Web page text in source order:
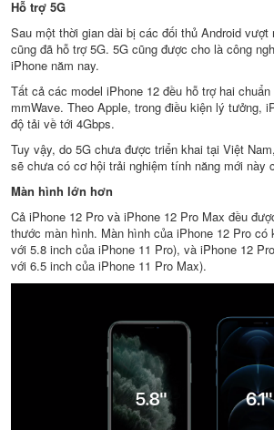
Hỗ trợ 5G
Sau một thời gian dài bị các đối thủ Android
cũng đã hỗ trợ 5G. 5G cũng được cho là công
iPhone năm nay.
Tất cả các model iPhone 12 đều hỗ trợ hai
mmWave. Theo Apple, trong điều kiện lý tưởng,
độ tải về tới 4Gbps.
Tuy vậy, do 5G chưa được triển khai tại Việt
sẽ chưa có cơ hội trải nghiệm tính năng mới này
Màn hình lớn hơn
Cả iPhone 12 Pro và iPhone 12 Pro Max đều
thước màn hình. Màn hình của iPhone 12 Pro
với 5.8 inch của iPhone 11 Pro), và iPhone 12
với 6.5 inch của iPhone 11 Pro Max).